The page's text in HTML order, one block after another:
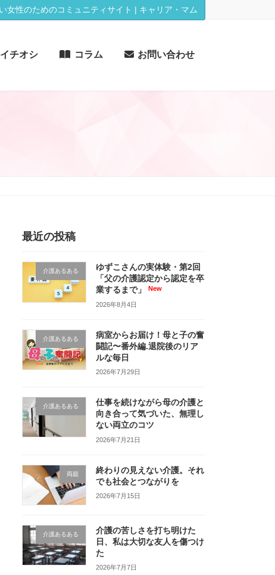
女性のためのコミュニティサイト | キャリア・マム
チオシ コラム お問い合わせ
最近の投稿
介護あるある
ゆずこさんの実体験・第2回
「父の介護認定から認定を卒
業するまで」
2026年8月4日
介護あるある
病室からお届け！母と子の奮
闘記〜番外編.退院後のリア
ルな毎日
2026年7月29日
介護あるある
仕事を続けながら母の介護と
向き合って気づいた、無理し
ない両立のコツ
2026年7月21日
両親
終わりの見えない介護。それ
でも社会とつながりを
2026年7月15日
介護あるある
介護の苦しさを打ち明けた
日、私は大切な友人を傷つけ
た
2026年7月7日